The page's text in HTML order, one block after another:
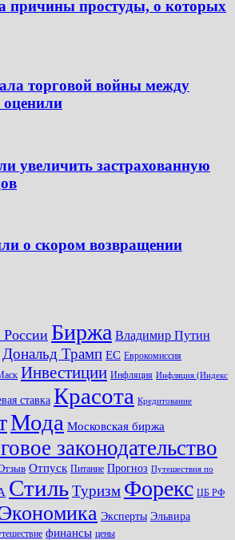
причины простуды, о которых
торговой войны между
увеличить застрахованную
о скором возвращении
России Биржа Владимир Путин
Дональд Трамп ЕС Еврокомиссия
Инвестиции Инфляция Инфляция (Индекс
ставка Красота Кредитование
Мода Московская биржа
законодательство
Отпуск Питание Прогноз Путешествия по
СтильТуризм Форекс ЦБ РФ
Экономика Эксперты Эльвира
финансы цены